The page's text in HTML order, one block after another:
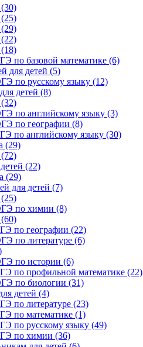
по базовой математике (6)
для детей (5)
по русскому языку (12)
детей (8)
по английскому языку (3)
по географии (8)
по английскому языку (30)
(29)
(22)
(29)
для детей (7)
по химии (8)
по географии (22)
по литературе (6)
по истории (6)
по профильной математике (22)
по биологии (31)
детей (4)
по литературе (23)
по математике (1)
по русскому языку (49)
по химии (36)